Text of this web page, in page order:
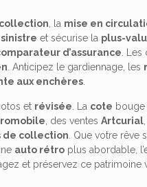
, la mise en
et sécurise la plus-
d’assurance .
. Anticipez le gardiennage, les
aux enchères
et révisée . La cote bouge
, des ventesArtcurial
de collection . Que votre rêve
auto rétro plus abordable,
et préservez ce patrimoine